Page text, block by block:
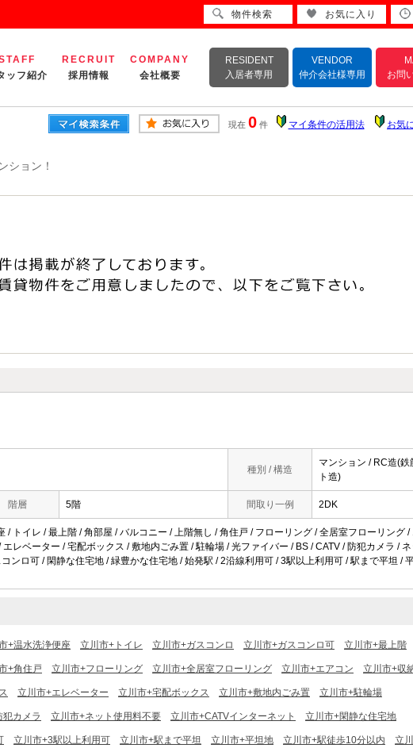
ッフ紹介
RECRUIT
採用情報
COMPANY
会社概要
RESIDENT
入居者専用
VENDOR
仲介会社様専用
お問
現在 0 件 マイ条件の活用法 お気
ション！
種別 / 構造
マンション / RC造(鉄
ト造)
階層 5階 間取り一例 2DK
/ トイレ / 最上階 / 角部屋 / バルコニー / 上階無し / 角住戸 / フローリング / 全居室フローリング /
レベーター / 宅配ボックス / 敷地内ごみ置 / 駐輪場 / 光ファイバー / BS / CATV / 防犯カメラ /
ンロ可 / 閑静な住宅地 / 緑豊かな住宅地 / 始発駅 / 2沿線利用可 / 3駅以上利用可 / 駅まで平坦 /
+温水洗浄便座 立川市+トイレ 立川市+ガスコンロ 立川市+ガスコンロ可 立川市+最上階
+角住戸 立川市+フローリング 立川市+全居室フローリング 立川市+エアコン 立川市+収
立川市+エレベーター 立川市+宅配ボックス 立川市+敷地内ごみ置 立川市+駐輪場
カメラ 立川市+ネット使用料不要 立川市+CATVインターネット 立川市+閑静な住宅地
立川市+3駅以上利用可 立川市+駅まで平坦 立川市+平坦地 立川市+駅徒歩10分以内 立
物件検索 お気に入り